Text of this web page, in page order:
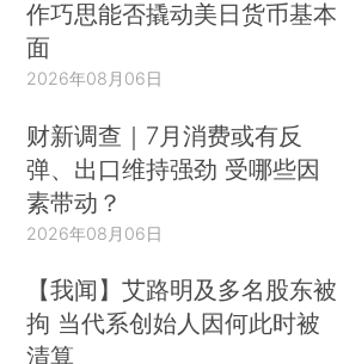
作巧思能否撬动美日货币基本
面
2026年08月06日
财新调查｜7月消费或有反
弹、出口维持强劲 受哪些因
素带动？
2026年08月06日
【我闻】艾路明及多名股东被
拘 当代系创始人因何此时被
清算